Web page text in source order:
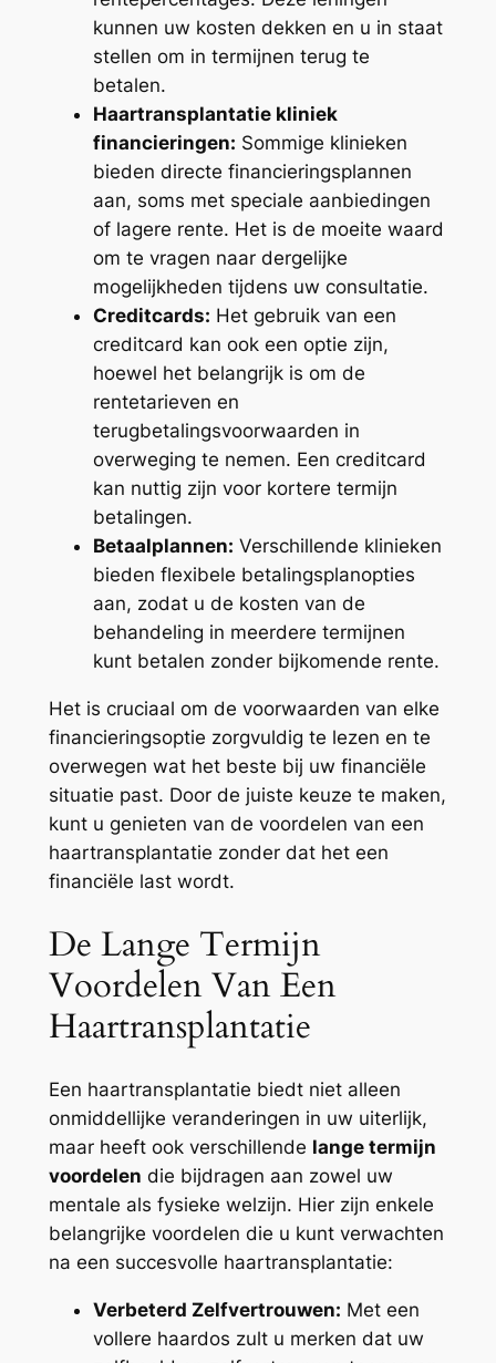
kunnen uw kosten dekken en u in staat
stellen om in termijnen terug te
betalen.
Haartransplantatie kliniek
financieringen: Sommige klinieken
bieden directe financieringsplannen
aan, soms met speciale aanbiedingen
of lagere rente. Het is de moeite waard
om te vragen naar dergelijke
mogelijkheden tijdens uw consultatie.
Creditcards: Het gebruik van een
creditcard kan ook een optie zijn,
hoewel het belangrijk is om de
rentetarieven en
terugbetalingsvoorwaarden in
overweging te nemen. Een creditcard
kan nuttig zijn voor kortere termijn
betalingen.
Betaalplannen: Verschillende klinieken
bieden flexibele betalingsplanopties
aan, zodat u de kosten van de
behandeling in meerdere termijnen
kunt betalen zonder bijkomende rente.
Het is cruciaal om de voorwaarden van elke
financieringsoptie zorgvuldig te lezen en te
overwegen wat het beste bij uw financiële
situatie past. Door de juiste keuze te maken,
kunt u genieten van de voordelen van een
haartransplantatie zonder dat het een
financiële last wordt.
De Lange Termijn
Voordelen Van Een
Haartransplantatie
Een haartransplantatie biedt niet alleen
onmiddellijke veranderingen in uw uiterlijk,
maar heeft ook verschillende lange termijn
voordelen die bijdragen aan zowel uw
mentale als fysieke welzijn. Hier zijn enkele
belangrijke voordelen die u kunt verwachten
na een succesvolle haartransplantatie:
Verbeterd Zelfvertrouwen: Met een
vollere haardos zult u merken dat uw